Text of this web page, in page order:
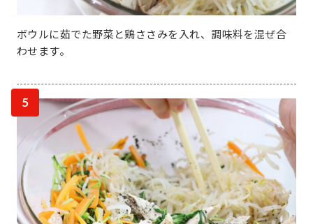
ボウルに茹でた野菜と鶏ささみを入れ、調味料を混ぜ合
わせます。
5